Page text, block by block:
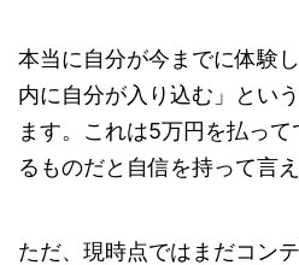
本当に自分が今までに体験
内に自分が入り込む」とい
ます。これは5万円を払っ
るものだと自信を持って言え
ただ、現時点ではまだコン